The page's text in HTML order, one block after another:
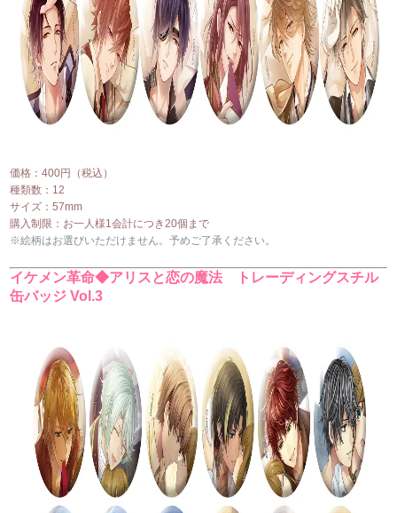
価格：400円（税込）
種類数：12
サイズ：57mm
購入制限：お一人様1会計につき20個まで
※絵柄はお選びいただけません。予めご了承ください。
イケメン革命◆アリスと恋の魔法 トレーディングスチル
缶バッジ Vol.3